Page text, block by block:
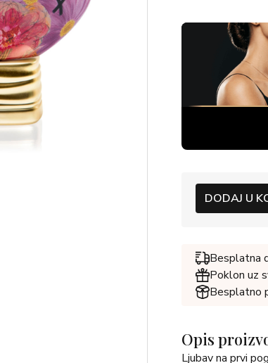
DODAJ U
Besplatna
Poklon uz
Besplatno
Opis
Ljubav na prvi